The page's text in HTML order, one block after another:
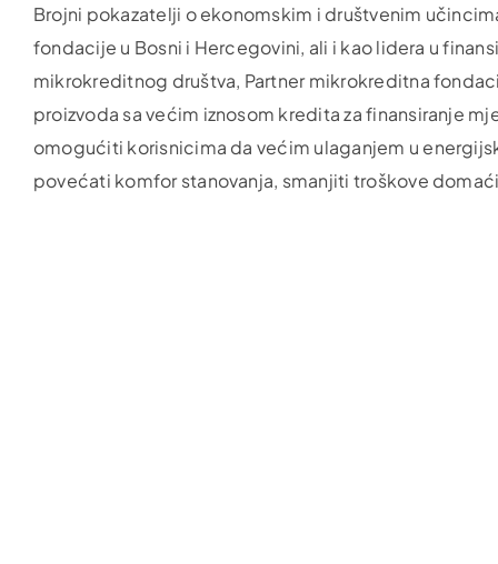
Brojni pokazatelji o ekonomskim i društvenim
fondacije u Bosni i Hercegovini, ali i kao lidera u
mikrokreditnog društva, Partner mikrokreditna
proizvoda sa većim iznosom kredita za finansiranje
omogućiti korisnicima da većim ulaganjem u
povećati komfor stanovanja, smanjiti troškove